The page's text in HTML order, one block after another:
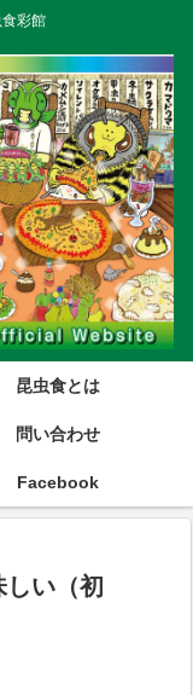
彩館
昆虫食とは
問い合わせ
Facebook
しい（初